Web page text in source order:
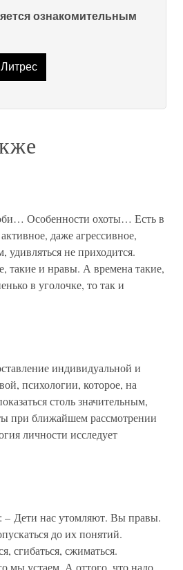
ознакомительным
Особенности охоты… Есть в
даже агрессивное,
удивляться не приходится.
такие и нравы. А времена такие,
в уголочке, то так и
индивидуальной и
психологии, которое, на
столь значительным,
при ближайшем рассмотрении
личности исследует
– Дети нас утомляют. Вы правы.
до их понятий.
сгибаться, сжиматься.